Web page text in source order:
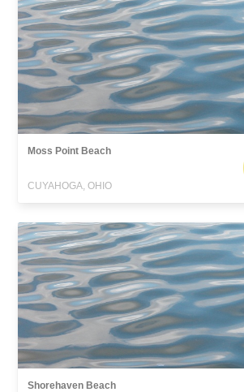
Moss Point Beach
CUYAHOGA, OHIO
Shorehaven Beach